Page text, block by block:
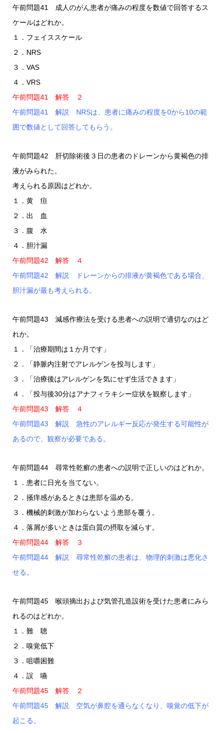
午前問題41 成人のがん患者が痛みの程度を数値で回答するス
ケールはどれか。
１．フェイススケール
２．NRS
３．VAS
４．VRS
午前問題41 解答 ２
午前問題41 解説 NRSは、患者に痛みの程度を0から10の範
囲で数値として回答してもらう。
午前問題42 肝切除術後３日の患者のドレーンから黄褐色の排
液がみられた。
考えられる原因はどれか。
１．黄 疸
２．出 血
３．腹 水
４．胆汁漏
午前問題42 解答 ４
午前問題42 解説 ドレーンからの排液が黄褐色である場合、
胆汁漏が最も考えられる。
午前問題43 減感作療法を受ける患者への説明で適切なのはど
れか。
１．「治療期間は１か月です」
２．「静脈内注射でアレルゲンを投与します」
３．「治療後はアレルゲンを気にせず生活できます」
４．「投与後30分はアナフィラキシー症状を観察します」
午前問題43 解答 ４
午前問題43 解説 急性のアレルギー反応が発生する可能性が
あるので、観察が必要である。
午前問題44 尋常性乾癬の患者への説明で正しいのはどれか。
１．患者に日光を当てない。
２．掻痒感があるときは患部を温める。
３．機械的刺激が加わらないよう患部を覆う。
４．落屑が多いときは蛋白質の摂取を減らす。
午前問題44 解答 ３
午前問題44 解説 尋常性乾癬の患者は、物理的刺激は悪化さ
せる。
午前問題45 喉頭摘出および気管孔造設術を受けた患者にみら
れるのはどれか。
１．難 聴
２．嗅覚低下
３．咀嚼困難
４．誤 嚥
午前問題45 解答 ２
午前問題45 解説 空気が鼻腔を通らなくなり、嗅覚の低下が
起こる。